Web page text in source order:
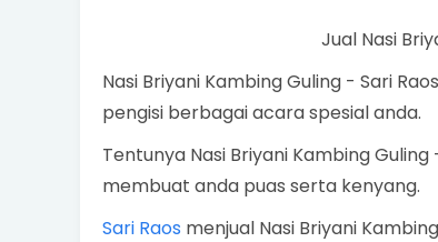
Jual Nasi
Nasi Briyani Kambing Guling - Sari
pengisi berbagai acara spesial anda.
Tentunya Nasi Briyani Kambing
membuat anda puas serta kenyang.
Sari Raos menjual Nasi Briyani